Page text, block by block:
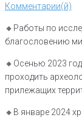
Комментарии(й)
🔸Работы по
благословению
🔸Осенью 2023
проходить
прилежащих
🔸В январе 2024